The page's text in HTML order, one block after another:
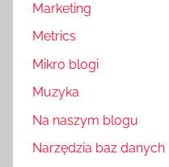
Marketing
Metrics
Mikro blogi
Muzyka
Na naszym blogu
Narzędzia baz danych